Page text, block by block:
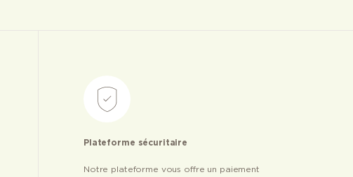
Plateforme sécuritaire
Notre plateforme vous offre un paiement